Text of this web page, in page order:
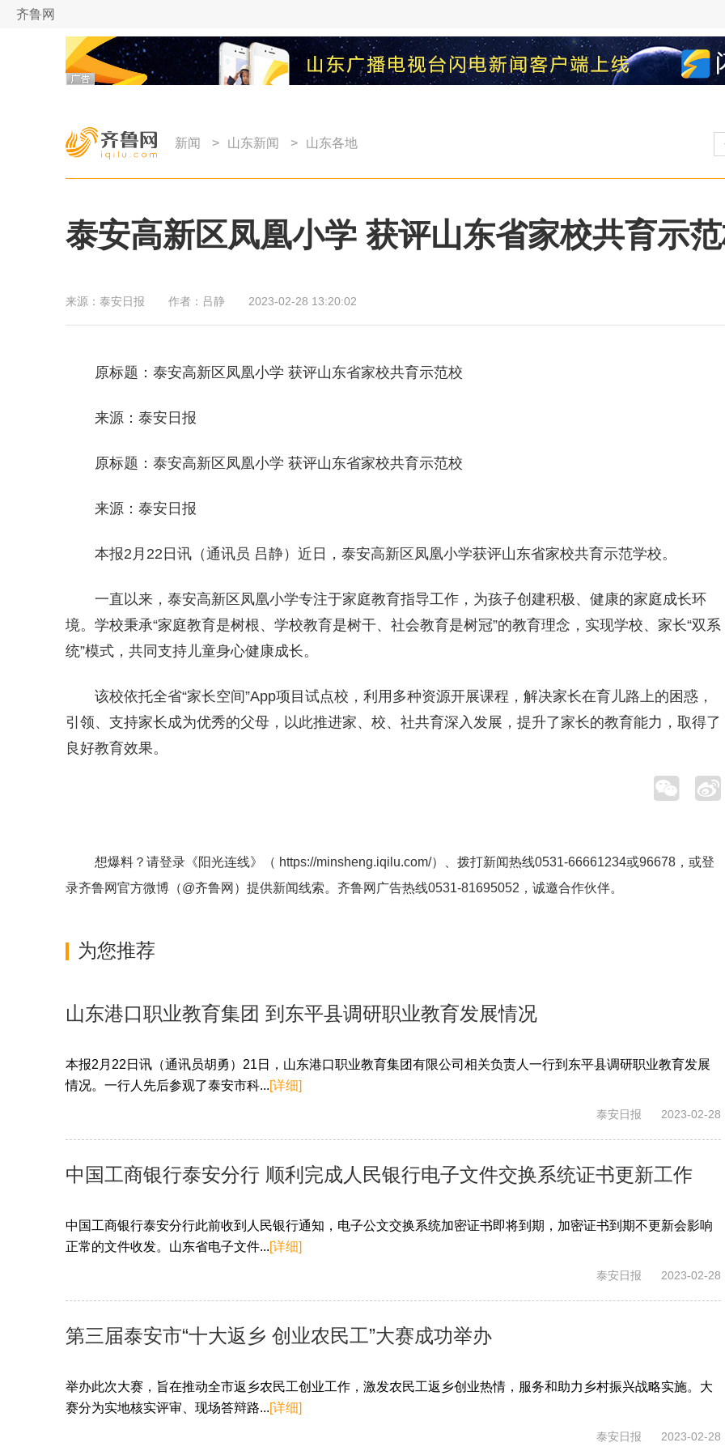
齐鲁网
新闻 > 山东新闻 > 山东各地
泰安高新区凤凰小学 获评山东省家校共育示
来源： 泰安日报 作者： 吕静 2023-02-28 13:20:02
原标题：泰安高新区凤凰小学 获评山东省家校共育示范校
来源：泰安日报
原标题：泰安高新区凤凰小学 获评山东省家校共育示范校
来源：泰安日报
本报2月22日讯（通讯员 吕静）近日，泰安高新区凤凰小学获评山东省家校共育示范学校。
一直以来，泰安高新区凤凰小学专注于家庭教育指导工作，为孩子创建积极、健康的家庭成长环
境。学校秉承“家庭教育是树根、学校教育是树干、社会教育是树冠”的教育理念，实现学校、家长“双系
统”模式，共同支持儿童身心健康成长。
该校依托全省“家长空间”App项目试点校，利用多种资源开展课程，解决家长在育儿路上的困惑，
引领、支持家长成为优秀的父母，以此推进家、校、社共育深入发展，提升了家长的教育能力，取得了
良好教育效果。
想爆料？请登录《阳光连线》（ https://minsheng.iqilu.com/）、拨打新闻热线0531-66661234或96678，或登
录齐鲁网官方微博（@齐鲁网 ）提供新闻线索。齐鲁网广告热线0531-81695052 ，诚邀合作伙伴。
为您推荐
山东港口职业教育集团 到东平县调研职业教育发展情况
本报2月22日讯（通讯员胡勇）21日，山东港口职业教育集团有限公司相关负责人一行到东平县调研职业教育发展
情况。一行人先后参观了泰安市科...[详细]
泰安日报 2023-02-28
中国工商银行泰安分行 顺利完成人民银行电子文件交换系统证书更新工作
中国工商银行泰安分行此前收到人民银行通知，电子公文交换系统加密证书即将到期，加密证书到期不更新会影响
正常的文件收发。山东省电子文件...[详细]
泰安日报 2023-02-28
第三届泰安市“十大返乡 创业农民工”大赛成功举办
举办此次大赛，旨在推动全市返乡农民工创业工作，激发农民工返乡创业热情，服务和助力乡村振兴战略实施。大
赛分为实地核实评审、现场答辩路...[详细]
泰安日报 2023-02-28